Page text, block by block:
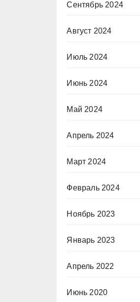
Сентябрь 2024
Август 2024
Июль 2024
Июнь 2024
Май 2024
Апрель 2024
Март 2024
Февраль 2024
Ноябрь 2023
Январь 2023
Апрель 2022
Июнь 2020